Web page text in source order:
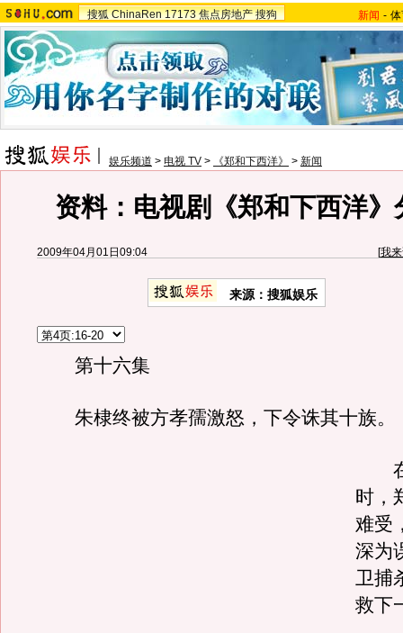
搜狐 ChinaRen 17173 焦点房地产 搜狗 新闻 -
娱乐频道 > 电视 TV > 《郑和下西洋》 > 新闻
资料：电视剧《郑和下西洋》
2009年04月01日09:04 [我
来源：搜狐娱乐
第十六集
朱棣终被方孝孺激怒，下令诛其十族。
在
时，
难受
深为
卫捕
救下